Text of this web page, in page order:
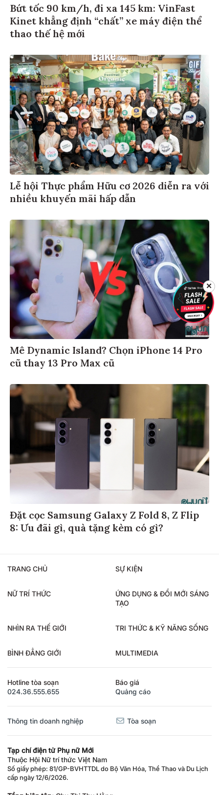
Bứt tốc 90 km/h, đi xa 145 km: VinFast
Kinet khẳng định “chất” xe máy điện thể
thao thế hệ mới
Lễ hội Thực phẩm Hữu cơ 2026 diễn ra với
nhiều khuyến mãi hấp dẫn
Mê Dynamic Island? Chọn iPhone 14 Pro
cũ thay 13 Pro Max cũ
Đặt cọc Samsung Galaxy Z Fold 8, Z Flip
8: Ưu đãi gì, quà tặng kèm có gì?
TRANG CHỦ SỰ KIỆN
NỮ TRÍ THỨC
ỨNG DỤNG & ĐỔI MỚI SÁNG
TẠO
NHÌN RA THẾ GIỚI TRI THỨC & KỸ NĂNG SỐNG
BÌNH ĐẲNG GIỚI MULTIMEDIA
Hotline tòa soạn
024.36.555.655
Báo giá
Quảng cáo
Thông tin doanh nghiệp Tòa soạn
Tạp chí điện tử Phụ nữ Mới
Thuộc Hội Nữ trí thức Việt Nam
Số giấy phép: 81/GP-BVHTTDL do Bộ Văn Hóa, Thể Thao và Du Lịch
cấp ngày 12/6/2026.
✕